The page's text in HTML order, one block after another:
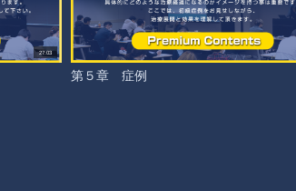
27:03
第５章 症例